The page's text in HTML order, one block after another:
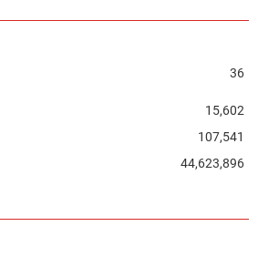
36
15,602
107,541
44,623,896